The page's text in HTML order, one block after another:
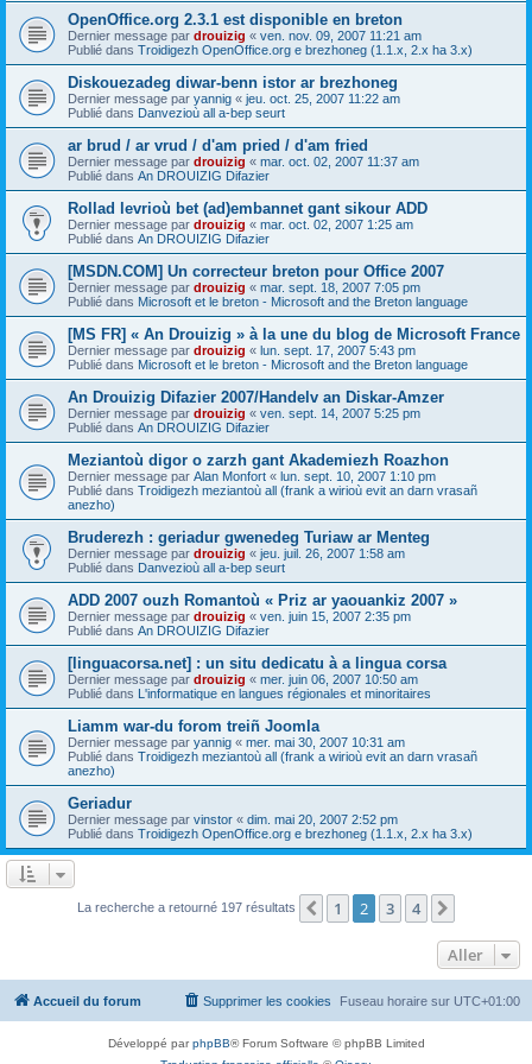
OpenOffice.org 2.3.1 est disponible en breton
Dernier message par drouizig « ven. nov. 09, 2007 11:21 am
Publié dans Troidigezh OpenOffice.org e brezhoneg (1.1.x, 2.x ha 3.x)
Diskouezadeg diwar-benn istor ar brezhoneg
Dernier message par yannig « jeu. oct. 25, 2007 11:22 am
Publié dans Danvezioù all a-bep seurt
ar brud / ar vrud / d'am pried / d'am fried
Dernier message par drouizig « mar. oct. 02, 2007 11:37 am
Publié dans An DROUIZIG Difazier
Rollad levrioù bet (ad)embannet gant sikour ADD
Dernier message par drouizig « mar. oct. 02, 2007 1:25 am
Publié dans An DROUIZIG Difazier
[MSDN.COM] Un correcteur breton pour Office 2007
Dernier message par drouizig « mar. sept. 18, 2007 7:05 pm
Publié dans Microsoft et le breton - Microsoft and the Breton language
[MS FR] « An Drouizig » à la une du blog de Microsoft France
Dernier message par drouizig « lun. sept. 17, 2007 5:43 pm
Publié dans Microsoft et le breton - Microsoft and the Breton language
An Drouizig Difazier 2007/Handelv an Diskar-Amzer
Dernier message par drouizig « ven. sept. 14, 2007 5:25 pm
Publié dans An DROUIZIG Difazier
Meziantoù digor o zarzh gant Akademiezh Roazhon
Dernier message par Alan Monfort « lun. sept. 10, 2007 1:10 pm
Publié dans Troidigezh meziantoù all (frank a wirioù evit an darn vrasañ
anezho)
Bruderezh : geriadur gwenedeg Turiaw ar Menteg
Dernier message par drouizig « jeu. juil. 26, 2007 1:58 am
Publié dans Danvezioù all a-bep seurt
ADD 2007 ouzh Romantoù « Priz ar yaouankiz 2007 »
Dernier message par drouizig « ven. juin 15, 2007 2:35 pm
Publié dans An DROUIZIG Difazier
[linguacorsa.net] : un situ dedicatu à a lingua corsa
Dernier message par drouizig « mer. juin 06, 2007 10:50 am
Publié dans L'informatique en langues régionales et minoritaires
Liamm war-du forom treiñ Joomla
Dernier message par yannig « mer. mai 30, 2007 10:31 am
Publié dans Troidigezh meziantoù all (frank a wirioù evit an darn vrasañ
anezho)
Geriadur
Dernier message par vinstor « dim. mai 20, 2007 2:52 pm
Publié dans Troidigezh OpenOffice.org e brezhoneg (1.1.x, 2.x ha 3.x)
La recherche a retourné 197 résultats Précédent
1 2 3 4
Aller
Accueil du forum Fuseau horaire sur UTC+01:00
Supprimer les cookies
Développé parphpBB® Forum Software © phpBB Limited